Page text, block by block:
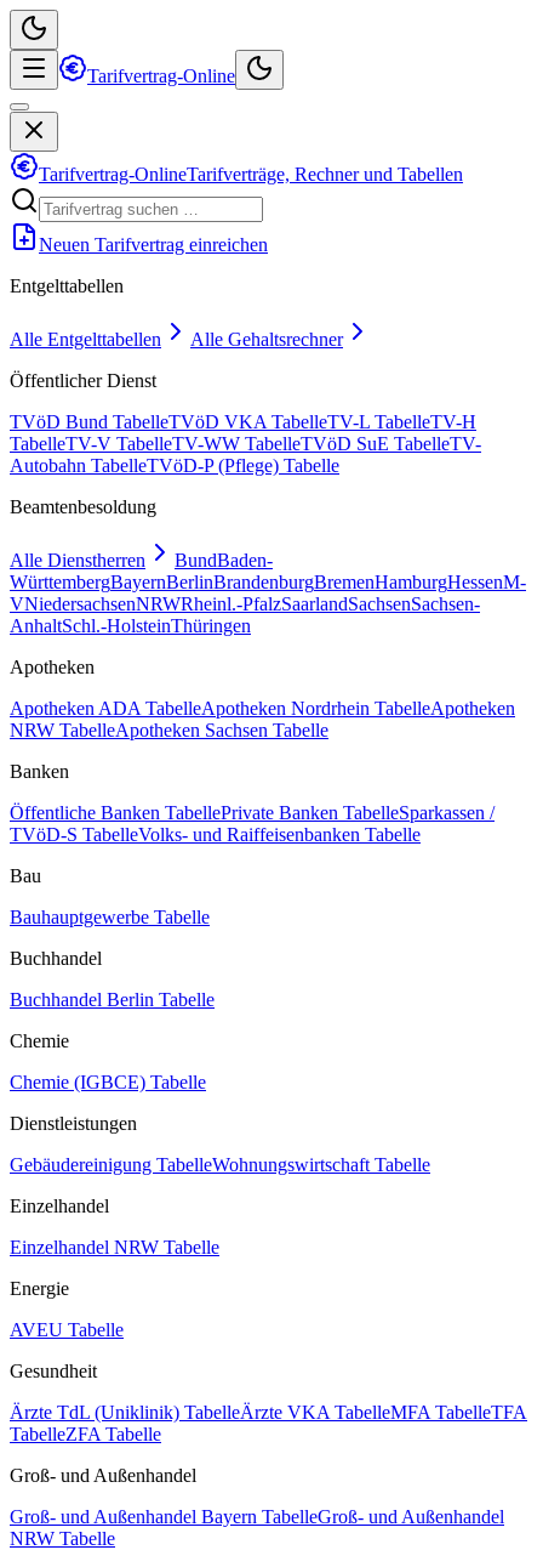
Tarifvertrag-Online
Tarifvertrag-OnlineTarifverträge, Rechner und Tabellen
Neuen Tarifvertrag einreichen
Entgelttabellen
Alle Entgelttabellen
Alle Gehaltsrechner
Öffentlicher Dienst
TVöD Bund TabelleTVöD VKA TabelleTV-L TabelleTV-H
TabelleTV-V TabelleTV-WW TabelleTVöD SuE TabelleTV-
Autobahn TabelleTVöD-P (Pflege) Tabelle
Beamtenbesoldung
Alle Dienstherren BundBaden-
WürttembergBayernBerlinBrandenburgBremenHamburgHessenM-
VNiedersachsenNRWRheinl.-PfalzSaarlandSachsenSachsen-
AnhaltSchl.-HolsteinThüringen
Apotheken
Apotheken ADA TabelleApotheken Nordrhein TabelleApotheken
NRW TabelleApotheken Sachsen Tabelle
Banken
Öffentliche Banken TabellePrivate Banken TabelleSparkassen /
TVöD-S TabelleVolks- und Raiffeisenbanken Tabelle
Bau
Bauhauptgewerbe Tabelle
Buchhandel
Buchhandel Berlin Tabelle
Chemie
Chemie (IGBCE) Tabelle
Dienstleistungen
Gebäudereinigung TabelleWohnungswirtschaft Tabelle
Einzelhandel
Einzelhandel NRW Tabelle
Energie
AVEU Tabelle
Gesundheit
Ärzte TdL (Uniklinik) TabelleÄrzte VKA TabelleMFA TabelleTFA
TabelleZFA Tabelle
Groß- und Außenhandel
Groß- und Außenhandel Bayern TabelleGroß- und Außenhandel
NRW Tabelle